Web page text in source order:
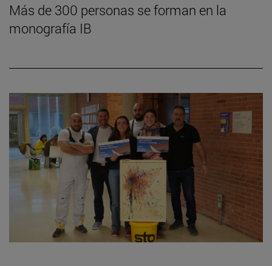
Más de 300 personas se forman en la
monografía IB